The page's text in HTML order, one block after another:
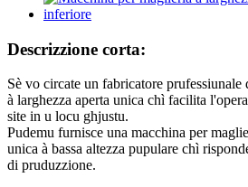
Descrizzione corta:
Sè vo circate un fabricatore
à larghezza aperta unica chì facilita
site in u locu ghjustu.
Pudemu furnisce una macchina per
unica à bassa altezza pupulare chì
di pruduzzione.